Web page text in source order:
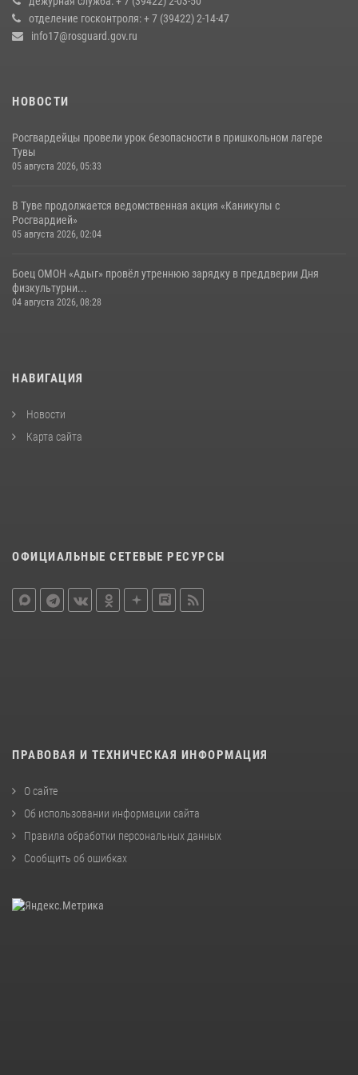
Кызылчанин поблагодарил сотрудников Росгвардии за
оперативное реагирование в решении конфликтной ситуации
отделение госконтроля: + 7 (39422) 2-14-47
info17@rosguard.gov.ru
НОВОСТИ
Росгвардейцы провели урок безопасности в пришкольном лагере
Тувы
05 августа 2026, 05:33
В Туве продолжается ведомственная акция «Каникулы с
Росгвардией»
05 августа 2026, 02:04
Боец ОМОН «Адыг» провёл утреннюю зарядку в преддверии Дня
физкультурни...
04 августа 2026, 08:28
НАВИГАЦИЯ
Новости
Карта сайта
ОФИЦИАЛЬНЫЕ СЕТЕВЫЕ РЕСУРСЫ
ПРАВОВАЯ И ТЕХНИЧЕСКАЯ ИНФОРМАЦИЯ
О сайте
Об использовании информации сайта
Правила обработки персональных данных
Сообщить об ошибках